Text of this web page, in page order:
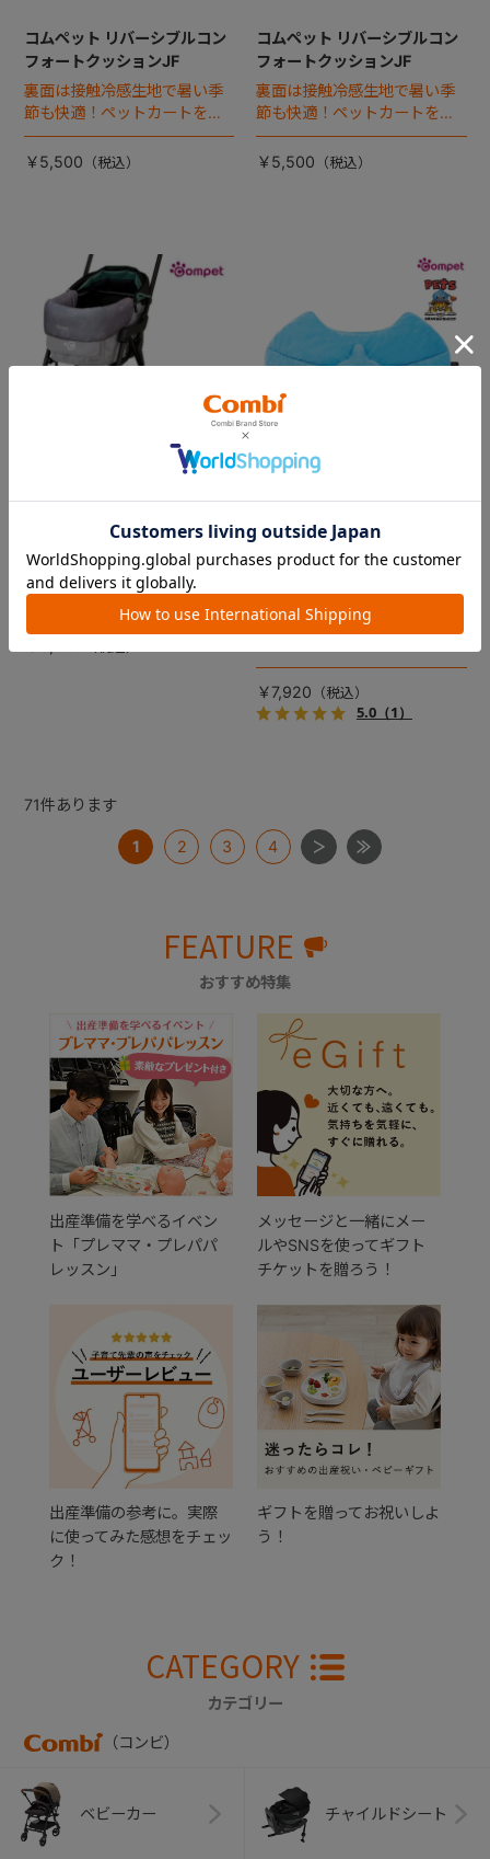
コムペット リバーシブルコン
フォートクッションJF
裏面は接触冷感生地で暑い季
節も快適！ペットカートをお
しゃれに・かわいく・かっこ
よく！
￥5,500
コムペット リバーシブルコン
フォートクッションJF
裏面は接触冷感生地で暑い季
節も快適！ペットカートをお
しゃれに・かわいく・かっこ
よく！
￥5,500
コムペット リバーシブルコン
裏面は接触冷感生地で暑い季
節も快適！ペットカートをお
しゃれに・かわいく・かっこ
DRAGON QUEST PETs コン
フォートクッション スライム
【コムペット ペットカート
用】
愛車の目印に！ふわふわ生地
あごのせクッション。
￥7,920
5.0（1）
71件あります
1 2 3 4
FEATURE
おすすめ特集
出産準備を学べるイベン
ト「プレママ・プレパパ
レッスン」
メッセージと一緒にメー
ルやSNSを使ってギフト
チケットを贈ろう！
出産準備の参考に。実際
に使ってみた感想をチェッ
ク！
ギフトを贈ってお祝いしよ
う！
CATEGORY
カテゴリー
（コンビ）
ベビーカー チャイルドシート